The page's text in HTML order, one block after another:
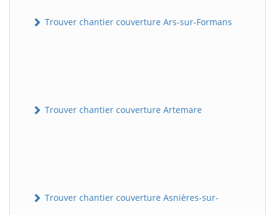
Trouver chantier couverture Ars-sur-Formans
Trouver chantier couverture Artemare
Trouver chantier couverture Asnières-sur-